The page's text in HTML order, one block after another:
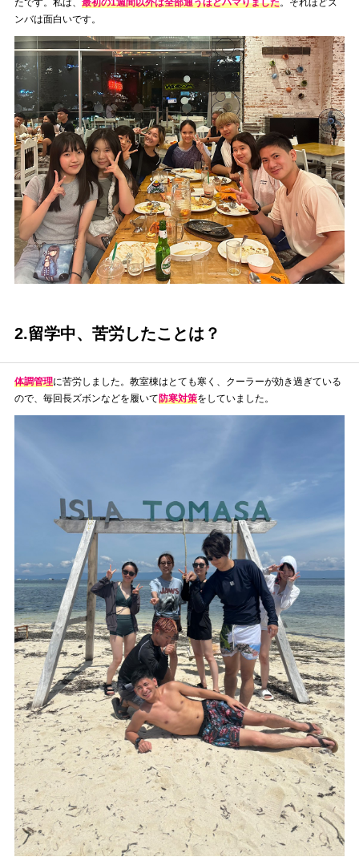
たです。私は、 最初の1週間以外は全部通うほどハマりました。それほどズ
ンバは面白いです。
2.留学中、苦労したことは？
体調管理に苦労しました。教室棟はとても寒く、クーラーが効き過ぎている
ので、毎回長ズボンなどを履いて防寒対策をしていました。